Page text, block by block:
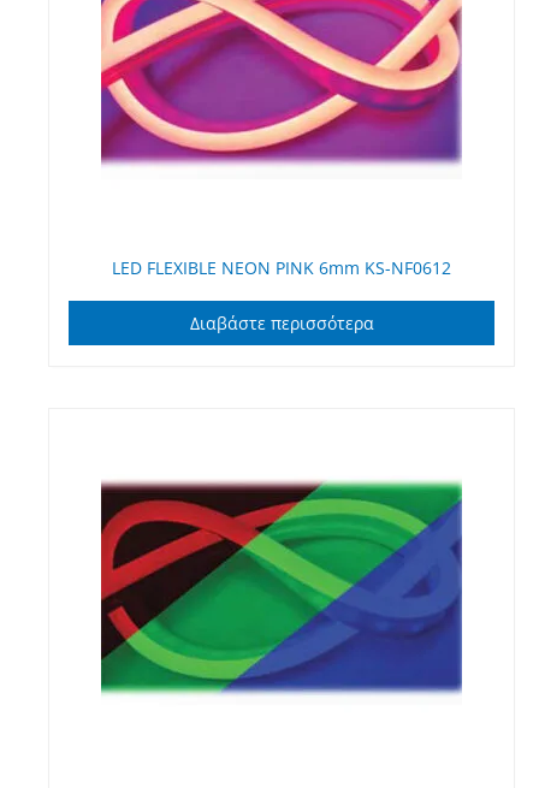
LED FLEXIBLE NEON PINK 6mm KS-NF0612
Διαβάστε περισσότερα